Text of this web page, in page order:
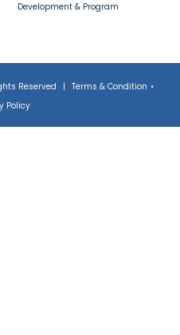
Development & Program
Reserved | Terms & Condition •
Policy